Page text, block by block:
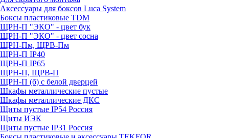
Аксессуары для боксов Luca System
Боксы пластиковые TDM
ЩРН-П "ЭКО" - цвет бук
ЩРН-П "ЭКО" - цвет сосна
ЩРН-Пм, ЩРВ-Пм
ЩРН-П IP40
ЩРН-П IP65
ЩРН-П, ЩРВ-П
ЩРН-П (б) с белой дверцей
Шкафы металлические пустые
Шкафы металлические ДКС
Щиты пустые IP54 Россия
Щиты ИЭК
Щиты пустые IP31 Россия